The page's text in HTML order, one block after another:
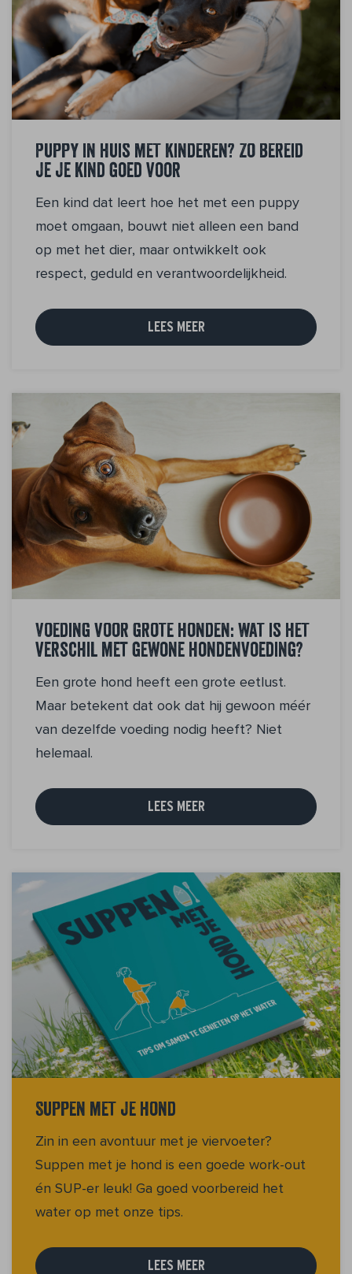
Puppy in huis met kinderen? Zo bereid
je je kind goed voor
Een kind dat leert hoe het met een puppy
moet omgaan, bouwt niet alleen een band
op met het dier, maar ontwikkelt ook
respect, geduld en verantwoordelijkheid.
LEES MEER
Voeding voor grote honden: wat is het
verschil met gewone hondenvoeding?
Een grote hond heeft een grote eetlust.
Maar betekent dat ook dat hij gewoon méér
van dezelfde voeding nodig heeft? Niet
helemaal.
LEES MEER
Suppen met je hond
Zin in een avontuur met je viervoeter?
Suppen met je hond is een goede work-out
én SUP-er leuk! Ga goed voorbereid het
water op met onze tips.
LEES MEER